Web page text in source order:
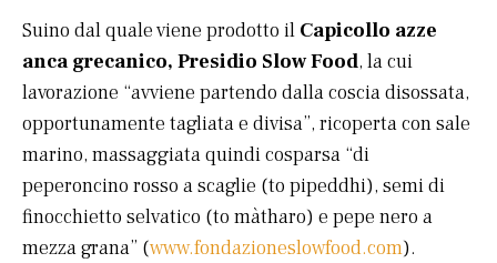
Suino dal quale viene prodotto il Capicollo azze
anca grecanico, Presidio Slow Food, la cui
lavorazione “avviene partendo dalla coscia disossata,
opportunamente tagliata e divisa”, ricoperta con sale
marino, massaggiata quindi cosparsa “di
peperoncino rosso a scaglie (to pipeddhi), semi di
finocchietto selvatico (to màtharo) e pepe nero a
mezza grana” (www.fondazioneslowfood.com).